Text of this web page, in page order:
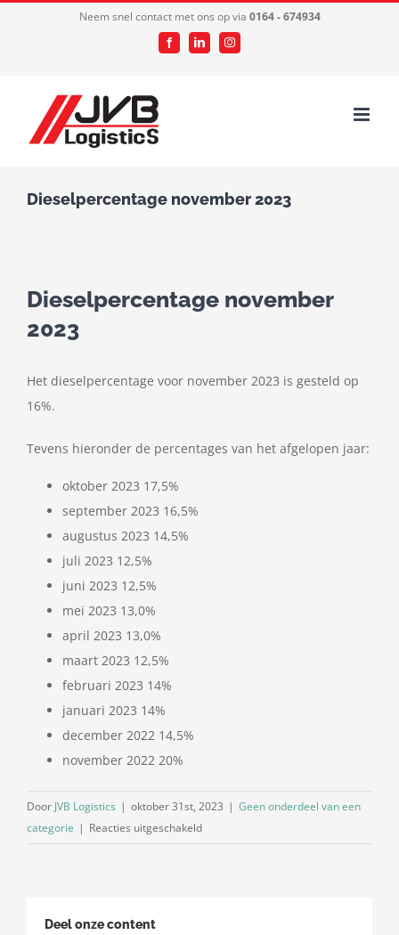
Neem snel contact met ons op via 0164 - 674934
FacebookLinkedInInstagram
Dieselpercentage november 2023
Dieselpercentage november
2023
Het dieselpercentage voor november 2023 is gesteld op
16%.
Tevens hieronder de percentages van het afgelopen jaar:
oktober 2023 17,5%
september 2023 16,5%
augustus 2023 14,5%
juli 2023 12,5%
juni 2023 12,5%
mei 2023 13,0%
april 2023 13,0%
maart 2023 12,5%
februari 2023 14%
januari 2023 14%
december 2022 14,5%
november 2022 20%
Door JVB Logistics | oktober 31st, 2023 | Geen onderdeel van een
categorie | Reacties uitgeschakeldvoor
Deel onze content